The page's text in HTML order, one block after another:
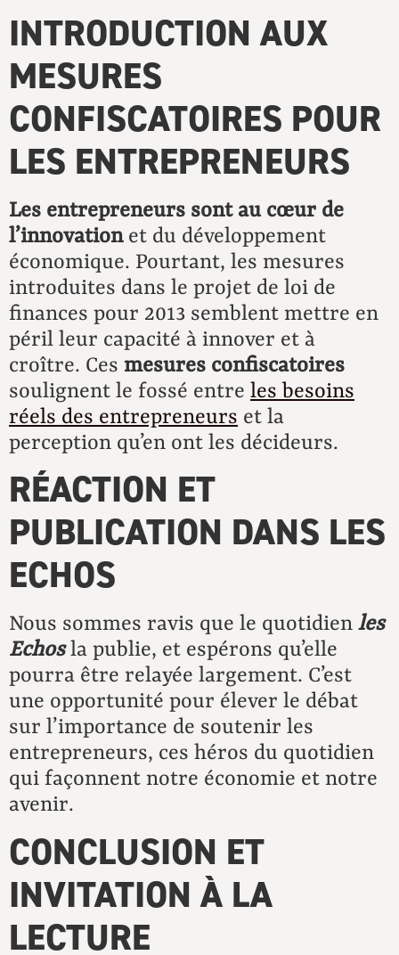
INTRODUCTION AUX
MESURES
CONFISCATOIRES POUR
LES ENTREPRENEURS
Les entrepreneurs sont au cœur de
l’innovationet du développement
économique. Pourtant, les mesures
introduites dans le projet de loi de
finances pour 2013 semblent mettre en
péril leur capacité à innover et à
croître. Ces mesures confiscatoires
soulignent le fossé entre les besoins
réels des entrepreneurs et la
perception qu’en ont les décideurs.
RÉACTION ET
PUBLICATION DANS LES
ECHOS
Nous sommes ravis que le quotidien les
Echosla publie, et espérons qu’elle
pourra être relayée largement. C’est
une opportunité pour élever le débat
sur l’importance de soutenir les
entrepreneurs, ces héros du quotidien
qui façonnent notre économie et notre
avenir.
CONCLUSION ET
INVITATION À LA
LECTURE